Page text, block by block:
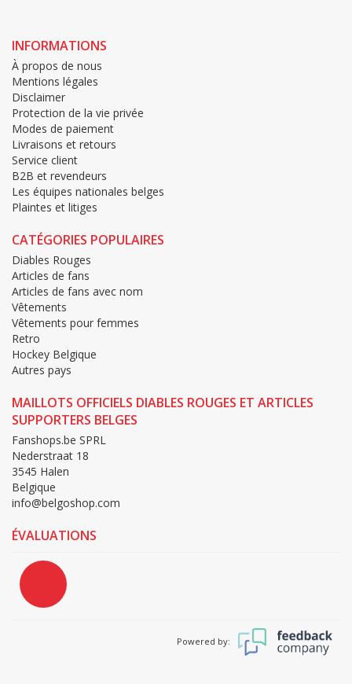
INFORMATIONS
À propos de nous
Mentions légales
Disclaimer
Protection de la vie privée
Modes de paiement
Livraisons et retours
Service client
B2B et revendeurs
Les équipes nationales belges
Plaintes et litiges
CATÉGORIES POPULAIRES
Diables Rouges
Articles de fans
Articles de fans avec nom
Vêtements
Vêtements pour femmes
Retro
Hockey Belgique
Autres pays
MAILLOTS OFFICIELS DIABLES ROUGES ET ARTICLES
SUPPORTERS BELGES
Fanshops.be SPRL
Nederstraat 18
3545 Halen
Belgique
info@belgoshop.com
ÉVALUATIONS
Powered by: